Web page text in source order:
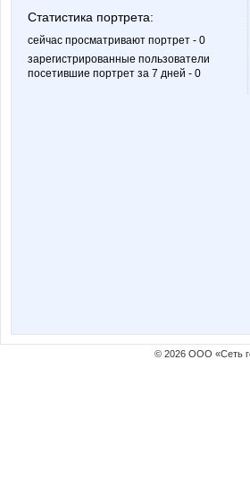
Статистика портрета:
сейчас просматривают портрет - 0
зарегистрированные пользователи
посетившие портрет за 7 дней - 0
© 2026 ООО «Сеть